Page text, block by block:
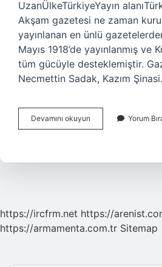
UzanÜlkeTürkiyeYayın
Akşam gazetesi ne zaman
yayınlanan en ünlü
Mayıs 1918’de yayınlanmış ve
tüm gücüyle desteklemiştir.
Necmettin Sadak, Kazım
Devamını okuyun
Gazetesi
Yorum
https://ircfrm.net https://
https://armamenta.com.tr Sitemap